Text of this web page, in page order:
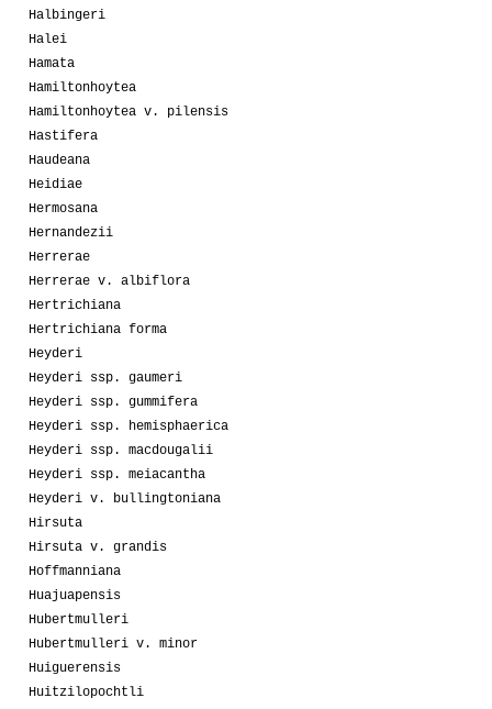
Halbingeri
Halei
Hamata
Hamiltonhoytea
Hamiltonhoytea v. pilensis
Hastifera
Haudeana
Heidiae
Hermosana
Hernandezii
Herrerae
Herrerae v. albiflora
Hertrichiana
Hertrichiana forma
Heyderi
Heyderi ssp. gaumeri
Heyderi ssp. gummifera
Heyderi ssp. hemisphaerica
Heyderi ssp. macdougalii
Heyderi ssp. meiacantha
Heyderi v. bullingtoniana
Hirsuta
Hirsuta v. grandis
Hoffmanniana
Huajuapensis
Hubertmulleri
Hubertmulleri v. minor
Huiguerensis
Huitzilopochtli